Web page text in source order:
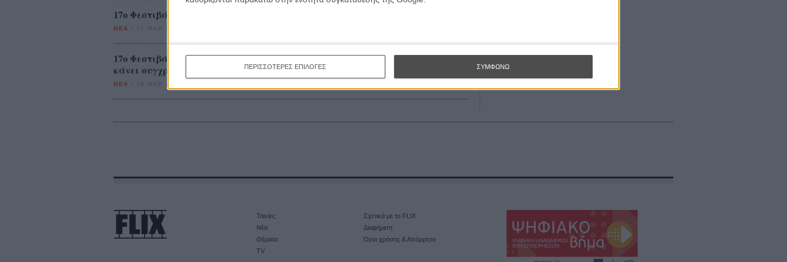
ΠΕΡΙΣΣΟΤΕΡΕΣ ΕΠΙΛΟΓΕΣ ΣΥΜΦΩΝΩ
17ο Φεστιβάλ Ντοκιμαντέρ Θεσσαλονίκης: Αυτό το κάτι της Κάθριν Χέπμπορν
ΝΕΑ 17 ΜΑΡ 2015
17ο Φεστιβάλ Ντοκιμαντέρ Θεσσαλονίκης: Πειράζει που κι ο Τζοβάνι θέλει να
κάνει συγχρονισμένη κολύμβηση;
ΝΕΑ 18 ΜΑΡ 2015
Ταινίες
Νέα
Θέματα
TV
Σχετικά με το FLIX
Διαφήμιση
Όροι χρήσης & Απόρρητο